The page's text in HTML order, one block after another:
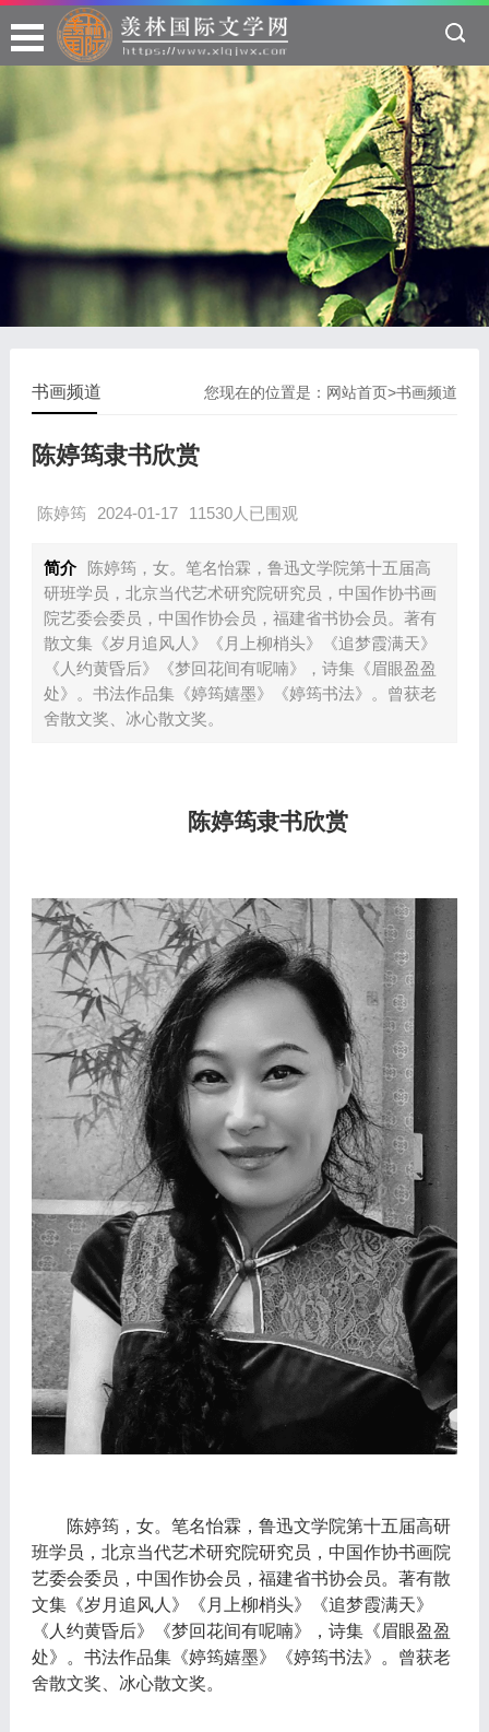
您现在的位置是： 网站首页>书画频道
书画频道
陈婷筠隶书欣赏
陈婷筠 2024-01-17 11530人已围观
简介
陈婷筠，女。笔名怡霖，鲁迅文学院第十五届高
研班学员，北京当代艺术研究院研究员，中国作协书画
院艺委会委员，中国作协会员，福建省书协会员。著有
散文集《岁月追风人》《月上柳梢头》《追梦霞满天》
《人约黄昏后》《梦回花间有呢喃》，诗集《眉眼盈盈
处》。书法作品集《婷筠嬉墨》《婷筠书法》。曾获老
舍散文奖、冰心散文奖。
陈婷筠隶书欣赏
陈婷筠，女。笔名怡霖，鲁迅文学院第十五届高研
班学员，北京当代艺术研究院研究员，中国作协书画院
艺委会委员，中国作协会员，福建省书协会员。著有散
文集《岁月追风人》《月上柳梢头》《追梦霞满天》
《人约黄昏后》《梦回花间有呢喃》，诗集《眉眼盈盈
处》。书法作品集《婷筠嬉墨》《婷筠书法》。曾获老
舍散文奖、冰心散文奖。